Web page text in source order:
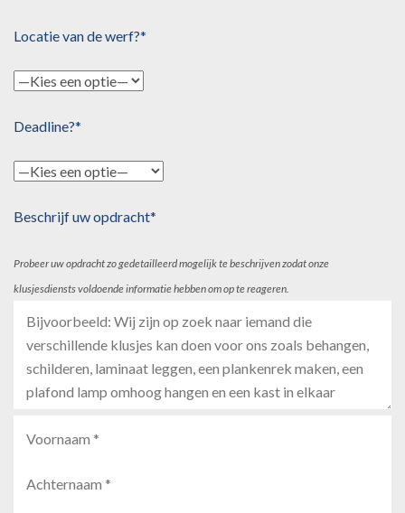
Locatie van de werf?*
Deadline?*
Beschrijf uw opdracht*
Probeer uw opdracht zo gedetailleerd mogelijk te beschrijven zodat onze
klusjesdiensts voldoende informatie hebben om op te reageren.